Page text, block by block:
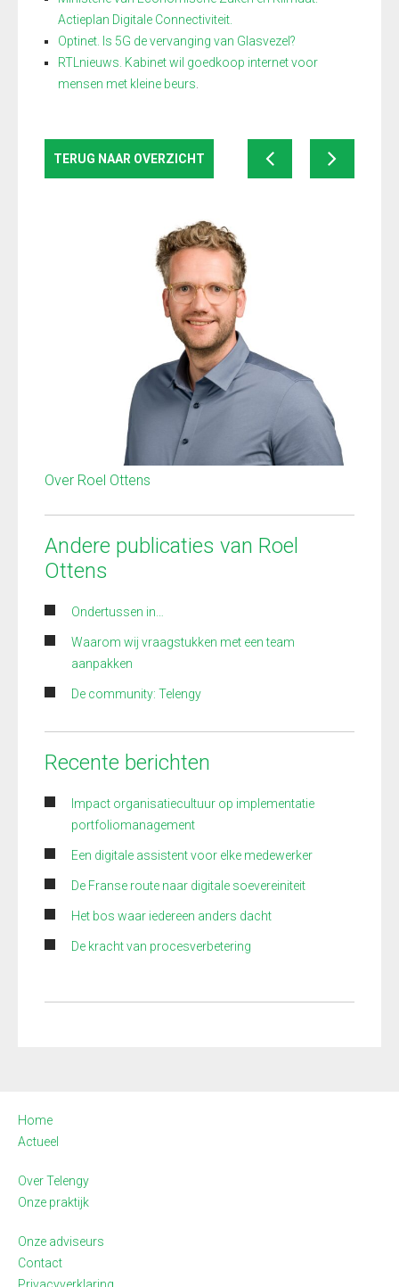
Actieplan Digitale Connectiviteit.
Optinet. Is 5G de vervanging van Glasvezel?
RTLnieuws. Kabinet wil goedkoop internet voor
mensen met kleine beurs.
TERUG NAAR OVERZICHT
Over Roel Ottens
Andere publicaties van Roel
Ottens
Ondertussen in…
Waarom wij vraagstukken met een team
aanpakken
De community: Telengy
Recente berichten
Impact organisatiecultuur op implementatie
portfoliomanagement
Een digitale assistent voor elke medewerker
De Franse route naar digitale soevereiniteit
Het bos waar iedereen anders dacht
De kracht van procesverbetering
Home
Actueel
Over Telengy
Onze praktijk
Onze adviseurs
Contact
Privacyverklaring